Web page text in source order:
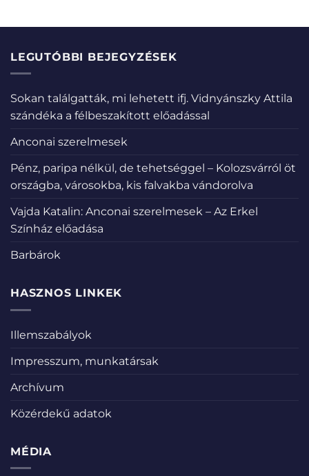
LEGUTÓBBI BEJEGYZÉSEK
Sokan találgatták, mi lehetett ifj. Vidnyánszky Attila
szándéka a félbeszakított előadással
Anconai szerelmesek
Pénz, paripa nélkül, de tehetséggel – Kolozsvárról öt
országba, városokba, kis falvakba vándorolva
Vajda Katalin: Anconai szerelmesek – Az Erkel
Színház előadása
Barbárok
HASZNOS LINKEK
Illemszabályok
Impresszum, munkatársak
Archívum
Közérdekű adatok
MÉDIA